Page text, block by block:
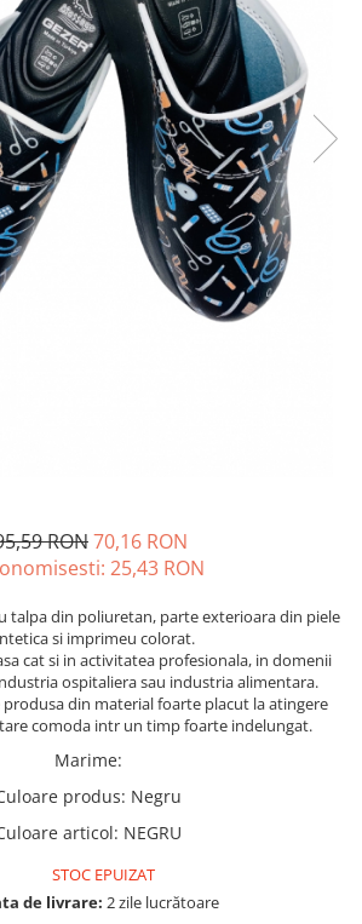
RON70,16 RON
25,43 RON
talpa din poliuretan, parte exterioara din piele
si imprimeu colorat.
cat si in activitatea profesionala, in domenii
ospitaliera sau industria alimentara.
din material foarte placut la atingere
comoda intr un timp foarte indelungat.
Marime:
produs: Negru
articol: NEGRU
STOC EPUIZAT
de livrare: 2 zile lucrătoare